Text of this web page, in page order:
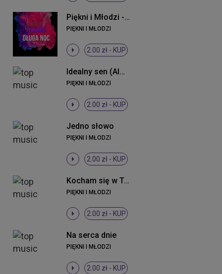
Piękni i Młodzi - Długa noc ((Original Mix))
PIĘKNI I MŁODZI
2.00 zł - KUP
Idealny sen (Almomban) (Radio Edit)
PIĘKNI I MŁODZI
2.00 zł - KUP
Jedno słowo
PIĘKNI I MŁODZI
2.00 zł - KUP
Kocham się w Tobie
PIĘKNI I MŁODZI
2.00 zł - KUP
Na serca dnie
PIĘKNI I MŁODZI
2.00 zł - KUP